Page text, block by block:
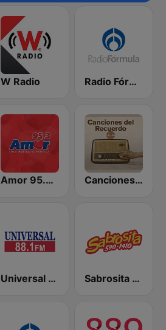
W Radio Radio Fórmula 103.3 FM
Amor 95.3 FM Canciones del Recuerdo DJec
Universal 88.1 FM Sabrosita 590 AM